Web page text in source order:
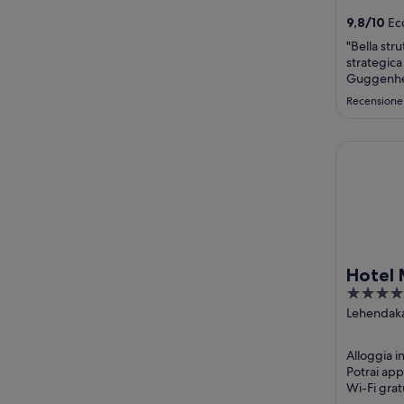
9,8/10
"Bella
Hotel
5
out
5
Alloggia
Potrai
Wi-Fi